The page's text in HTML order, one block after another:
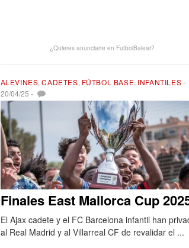
¿Quieres anunciarte en FutbolBalear?
ALEVINES,CADETES, FÚTBOL BASE, INFANTILES-
20/04/25 -
Finales East Mallorca Cup
El Ajax cadete y el FC Barcelona infantil han
al Real Madrid y al Villarreal CF de revalidar el ...